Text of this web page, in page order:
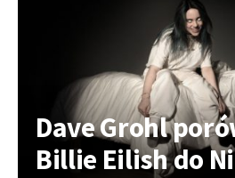
Dave Grohl
Billie Eilish do